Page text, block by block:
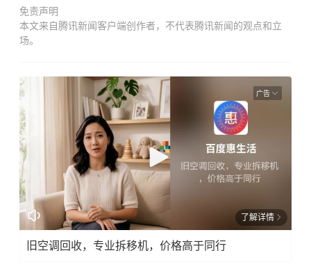
免责声明
本文来自腾讯新闻客户端创作者，不代表腾讯新闻的观点和立
场。
广告
了解详情
旧空调回收，专业拆移机，价格高于同行